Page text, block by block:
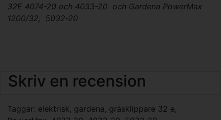
32E 4074-20 och 4033-20 och Gardena PowerMax
1200/32, 5032-20
Skriv en recension
Taggar: elektrisk, gardena, gräsklippare 32 e,